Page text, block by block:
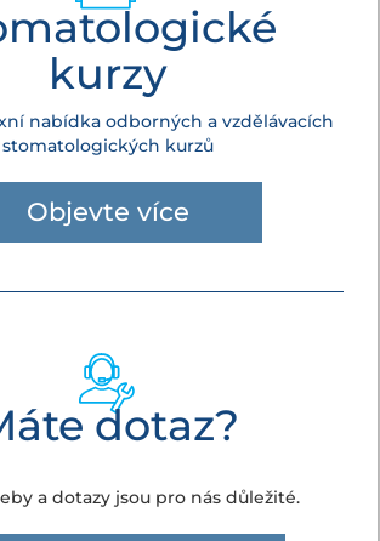
kurzy
nabídka odborných a vzdělávacích
stomatologických kurzů
Objevte více
dotaz?
a dotazy jsou pro nás důležité.